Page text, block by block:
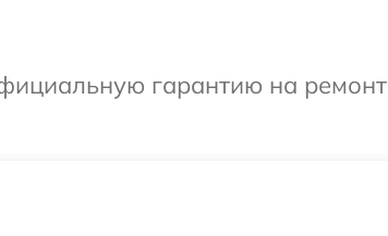
гарантию на ремонт